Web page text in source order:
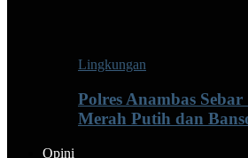
Lingkungan
Polres Anambas Sebar
Merah Putih dan
Opini